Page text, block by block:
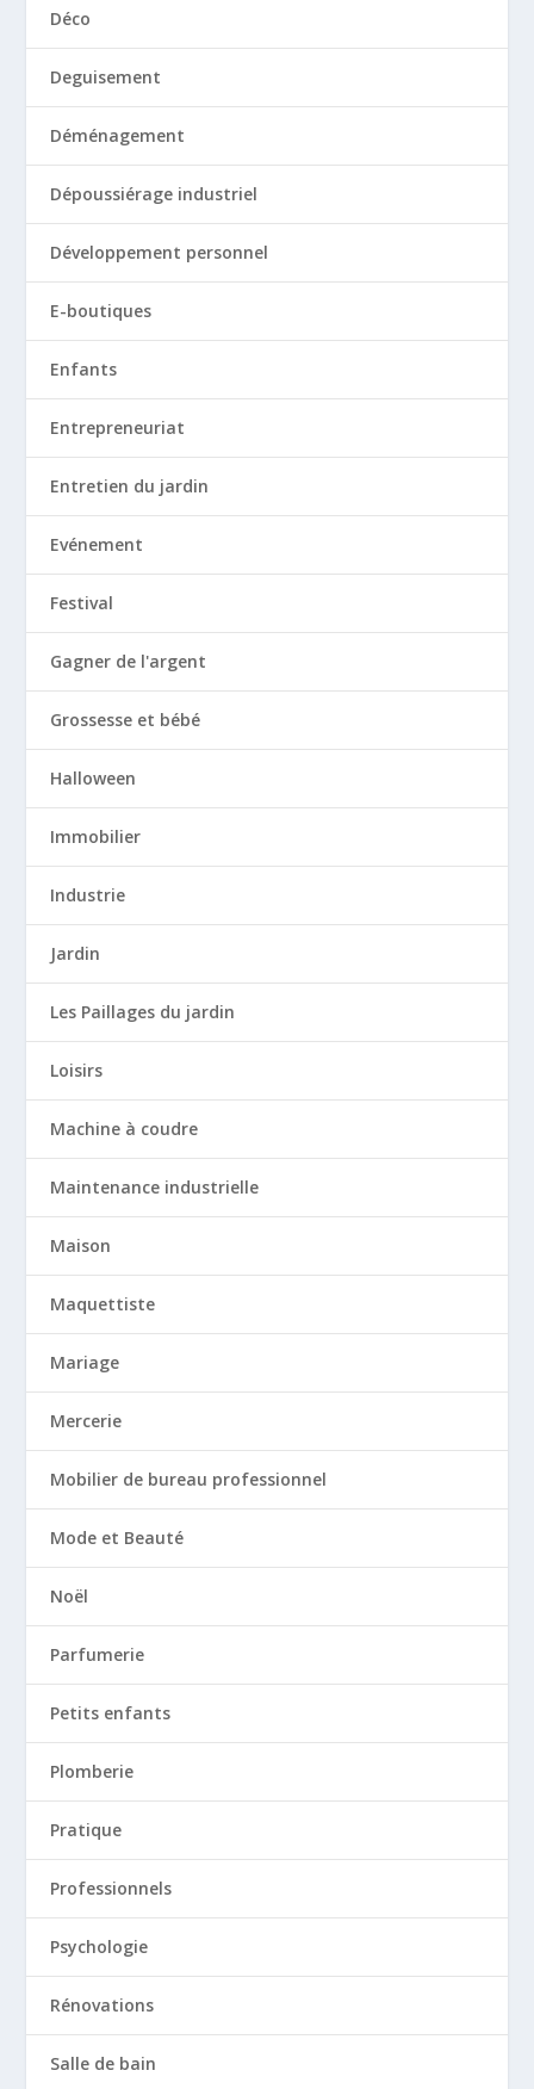
Déco
Deguisement
Déménagement
Dépoussiérage industriel
Développement personnel
E-boutiques
Enfants
Entrepreneuriat
Entretien du jardin
Evénement
Festival
Gagner de l'argent
Grossesse et bébé
Halloween
Immobilier
Industrie
Jardin
Les Paillages du jardin
Loisirs
Machine à coudre
Maintenance industrielle
Maison
Maquettiste
Mariage
Mercerie
Mobilier de bureau professionnel
Mode et Beauté
Noël
Parfumerie
Petits enfants
Plomberie
Pratique
Professionnels
Psychologie
Rénovations
Salle de bain